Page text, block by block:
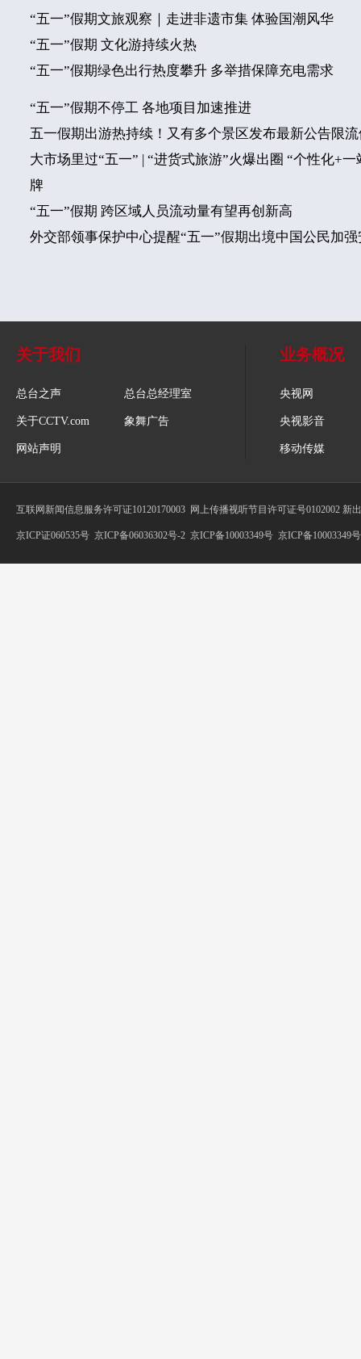
“五一”假期文旅观察｜走进非遗市集 体验国潮风华
“五一”假期 文化游持续火热
“五一”假期绿色出行热度攀升 多举措保障充电需求
“五一”假期不停工 各地项目加速推进
五一假期出游热持续！又有多个景区发布最新公告限
大市场里过“五一” | “进货式旅游”火爆出圈 “个性化+
牌
“五一”假期 跨区域人员流动量有望再创新高
外交部领事保护中心提醒“五一”假期出境中国公民加
关于我们
总台之声 总台总经理室
关于CCTV.com 象舞广告
网站声明
业务概况
央视网
央视影音
移动传媒
互联网新闻信息服务许可证10120170003 网上传播视听节目许可证号0102002 新
京ICP证060535号 京ICP备06036302号-2 京ICP备10003349号 京ICP备10003349